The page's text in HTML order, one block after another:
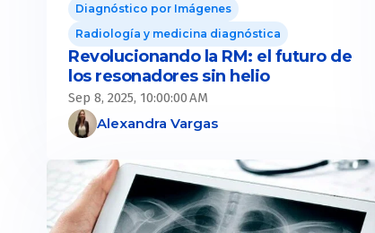
Diagnóstico por Imágenes
Radiología y medicina diagnóstica
Revolucionando la RM: el futuro de
los resonadores sin helio
Sep 8, 2025, 10:00:00 AM
Alexandra Vargas